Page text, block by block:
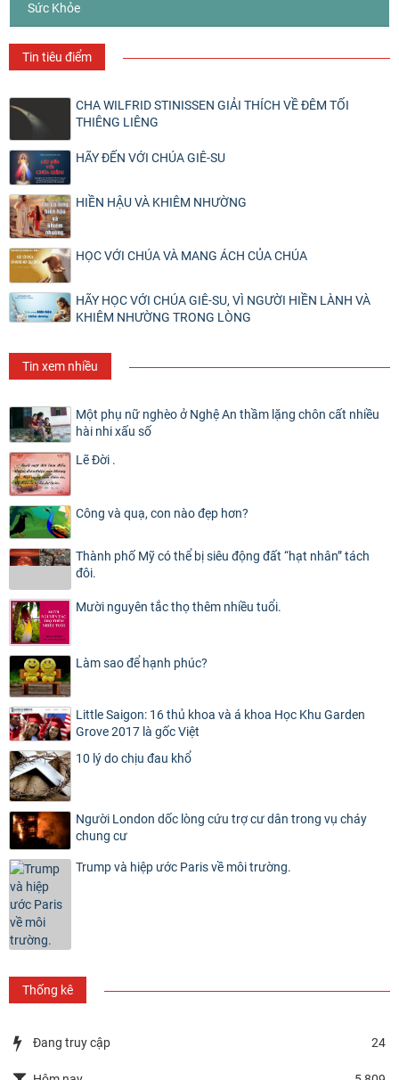
Sức Khỏe
Tin tiêu điểm
CHA WILFRID STINISSEN GIẢI THÍCH VỀ ĐÊM TỐI
THIÊNG LIÊNG
HÃY ĐẾN VỚI CHÚA GIÊ-SU
HIỀN HẬU VÀ KHIÊM NHƯỜNG
HỌC VỚI CHÚA VÀ MANG ÁCH CỦA CHÚA
HÃY HỌC VỚI CHÚA GIÊ-SU, VÌ NGƯỜI HIỀN LÀNH VÀ
KHIÊM NHƯỜNG TRONG LÒNG
Tin xem nhiều
Một phụ nữ nghèo ở Nghệ An thầm lặng chôn cất nhiều
hài nhi xấu số
Lẽ Đời .
Công và quạ, con nào đẹp hơn?
Thành phố Mỹ có thể bị siêu động đất “hạt nhân” tách
đôi.
Mười nguyên tắc thọ thêm nhiều tuổi.
Làm sao để hạnh phúc?
Little Saigon: 16 thủ khoa và á khoa Học Khu Garden
Grove 2017 là gốc Việt
10 lý do chịu đau khổ
Người London dốc lòng cứu trợ cư dân trong vụ cháy
chung cư
Trump và hiệp ước Paris về môi trường.
Thống kê
Đang truy cập 24